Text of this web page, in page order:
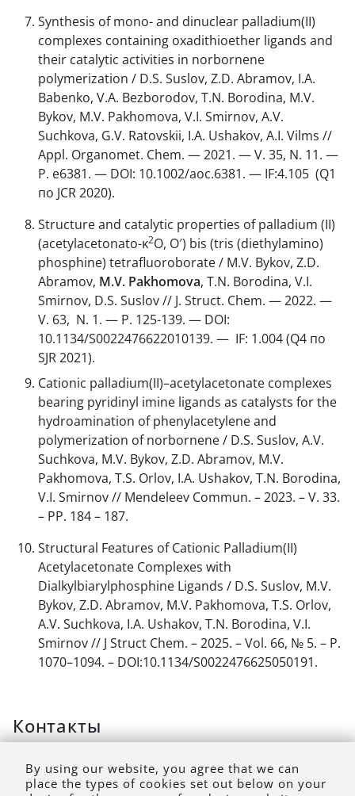
Synthesis of mono- and dinuclear palladium(II)
complexes containing oxadithioether ligands and
their catalytic activities in norbornene
polymerization / D.S. Suslov, Z.D. Abramov, I.A.
Babenko, V.A. Bezborodov, T.N. Borodina, M.V.
Bykov, M.V. Pakhomova, V.I. Smirnov, A.V.
Suchkova, G.V. Ratovskii, I.A. Ushakov, A.I. Vilms //
Appl. Organomet. Chem. — 2021. — V. 35, N. 11. —
P. e6381. — DOI: 10.1002/aoc.6381. — IF:4.105 (Q1
по JCR 2020).
Structure and catalytic properties of palladium (II)
(acetylacetonato-κ2O, O′) bis (tris (diethylamino)
phosphine) tetrafluoroborate / M.V. Bykov, Z.D.
Abramov, M.V. Pakhomova, T.N. Borodina, V.I.
Smirnov, D.S. Suslov // J. Struct. Chem. — 2022. —
V. 63, N. 1. — P. 125-139. — DOI:
10.1134/S0022476622010139. — IF: 1.004 (Q4 по
SJR 2021).
Cationic palladium(II)–acetylacetonate complexes
bearing pyridinyl imine ligands as catalysts for the
hydroamination of phenylacetylene and
polymerization of norbornene / D.S. Suslov, A.V.
Suchkova, M.V. Bykov, Z.D. Abramov, M.V.
Pakhomova, T.S. Orlov, I.A. Ushakov, T.N. Borodina,
V.I. Smirnov // Mendeleev Commun. – 2023. – V. 33.
– PP. 184 – 187.
Structural Features of Cationic Palladium(II)
Acetylacetonate Complexes with
Dialkylbiarylphosphine Ligands / D.S. Suslov, M.V.
Bykov, Z.D. Abramov, M.V. Pakhomova, T.S. Orlov,
A.V. Suchkova, I.A. Ushakov, T.N. Borodina, V.I.
Smirnov // J Struct Chem. – 2025. – Vol. 66, № 5. – P.
1070–1094. – DOI:10.1134/S0022476625050191.
Контакты
e-mail: m-belova@bk.ru
By using our website, you agree that we can
place the types of cookies set out below on your